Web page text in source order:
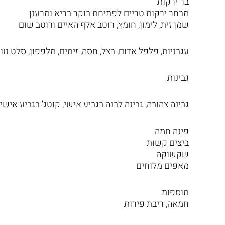
מבחר ירקות טריים לפתיחת בוקר בריא ומרענן
שמן זית, לימון, חומץ, רוטב אלף האיים ורוטב שום
עגבניות, פלפל אדום, בצל, חסה, זיתים, מלפפון, סלט
גבינות
גבינה צהובה, גבינה לבנה בגביע אישי, קוטג' בגביע אישי
פינה חמה
ביצים קשות
שקשוקה
מאפים מלוחים
תוספות
חמאה, ריבת פירות